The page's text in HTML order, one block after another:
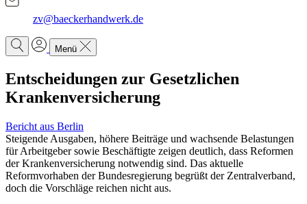
zv@baeckerhandwerk.de
Menü
Entscheidungen zur Gesetzlichen
Krankenversicherung
Bericht aus Berlin
Steigende Ausgaben, höhere Beiträge und wachsende Belastungen
für Arbeitgeber sowie Beschäftigte zeigen deutlich, dass Reformen
der Krankenversicherung notwendig sind. Das aktuelle
Reformvorhaben der Bundesregierung begrüßt der Zentralverband,
doch die Vorschläge reichen nicht aus.